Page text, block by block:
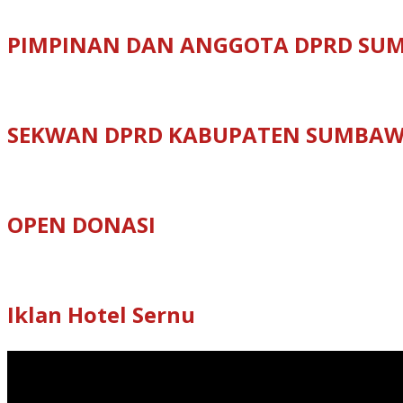
PIMPINAN DAN ANGGOTA DPRD
SEKWAN DPRD KABUPATEN
OPEN DONASI
Iklan Hotel Sernu